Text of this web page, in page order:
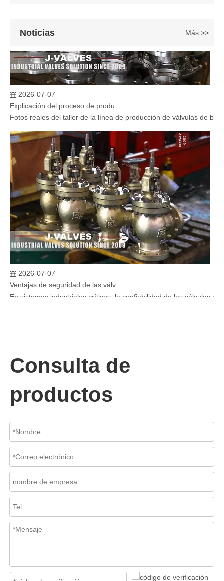
Noticias Más >>
Fotos reales del taller de la línea de producción de válvulas de
En sistemas industriales críticos, la confiabilidad de las válvulas
Mecanismo de separación de flujo en filtros de cesta
En los sistemas de tuberías industriales, mantener la calidad del
Consulta de
productos